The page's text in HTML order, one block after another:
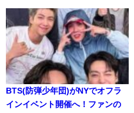
BTS(防弾少年団)がNYでオフラ
インイベント開催へ！ファンの